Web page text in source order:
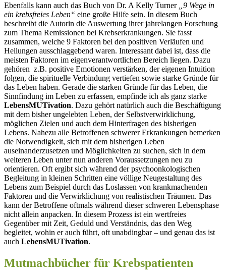
Ebenfalls kann auch das Buch von Dr. A Kelly Turner
„9 Wege in
ein krebsfreies Leben“ eine große Hilfe sein. In diesem Buch
beschreibt die Autorin die Auswertung ihrer jahrelangen Forschung
zum Thema Remissionen bei Krebserkrankungen. Sie fasst
zusammen, welche 9 Faktoren bei den positiven Verläufen und
Heilungen ausschlaggebend waren. Interessant dabei ist, dass die
meisten Faktoren im eigenverantwortlichen Bereich liegen. Dazu
gehören z.B. positive Emotionen verstärken, der eigenen Intuition
folgen, die spirituelle Verbindung vertiefen sowie starke Gründe für
das Leben haben. Gerade die starken Gründe für das Leben, die
Sinnfindung im Leben zu erfassen, empfinde ich als ganz starke
LebensMUTivation. Dazu gehört natürlich auch die Beschäftigung
mit dem bisher ungelebten Leben, der Selbstverwirklichung,
möglichen Zielen und auch dem Hinterfragen des bisherigen
Lebens. Nahezu alle Betroffenen schwerer Erkrankungen bemerken
die Notwendigkeit, sich mit dem bisherigen Leben
auseinanderzusetzen und Möglichkeiten zu suchen, sich in dem
weiteren Leben unter nun anderen Voraussetzungen neu zu
orientieren. Oft ergibt sich während der psychoonkologischen
Begleitung in kleinen Schritten eine völlige Neugestaltung des
Lebens zum Beispiel durch das Loslassen von krankmachenden
Faktoren und die Verwirklichung von realistischen Träumen. Das
kann der Betroffene oftmals während dieser schweren Lebensphase
nicht allein anpacken. In diesem Prozess ist ein wertfreies
Gegenüber mit Zeit, Geduld und Verständnis, das den Weg
begleitet, wohin er auch führt, oft unabdingbar – und genau das ist
auch LebensMUTivation.
Mutmachbücher für Krebspatienten